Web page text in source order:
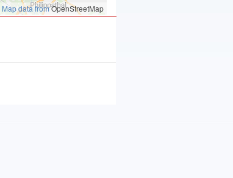
Map data fromOpenStreetMap